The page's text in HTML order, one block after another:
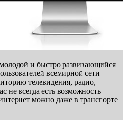
и быстро развивающийся
всемирной сети
телевидения, радио,
не всегда есть возможность
можно даже в транспорте